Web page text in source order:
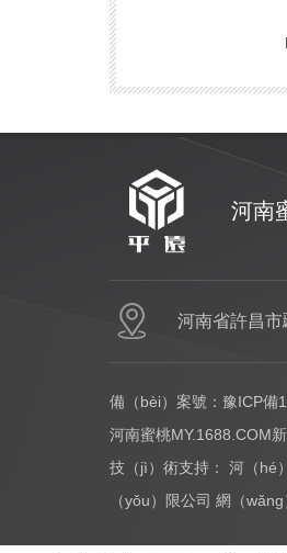
河南
河南省許昌
備（bèi）案號： 豫ICP備
河南蜜桃MY.1688.COM
技（jì）術支持： 河（hé
（yǒu）限公司 網（